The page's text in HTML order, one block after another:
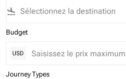
flight_land
Budget
USD
Journey Types